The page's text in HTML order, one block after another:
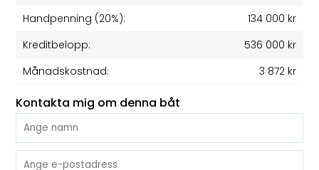
Handpenning (20%):
134 000 kr
Kreditbelopp:
536 000 kr
Månadskostnad:
3 872 kr
Kontakta mig om denna båt